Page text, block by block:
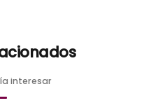
interesar